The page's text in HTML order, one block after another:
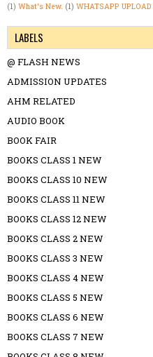
(1) What's New. (1) WHATSAPP
LABELS
@ FLASH NEWS
ADMISSION UPDATES
AHM RELATED
AUDIO BOOK
BOOK FAIR
BOOKS CLASS 1 NEW
BOOKS CLASS 10 NEW
BOOKS CLASS 11 NEW
BOOKS CLASS 12 NEW
BOOKS CLASS 2 NEW
BOOKS CLASS 3 NEW
BOOKS CLASS 4 NEW
BOOKS CLASS 5 NEW
BOOKS CLASS 6 NEW
BOOKS CLASS 7 NEW